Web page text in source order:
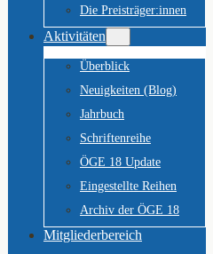
Die Preisträger:innen
Aktivitäten
Überblick
Neuigkeiten (Blog)
Jahrbuch
Schriftenreihe
ÖGE 18 Update
Eingestellte Reihen
Archiv der ÖGE 18
Mitgliederbereich